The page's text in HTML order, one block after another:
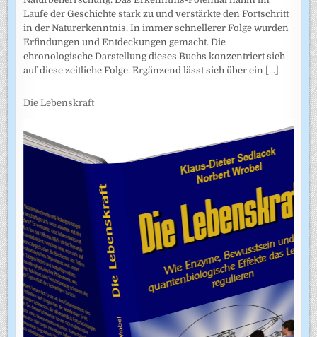
Laufe der Geschichte stark zu und verstärkte den Fortschritt
in der Naturerkenntnis. In immer schnellerer Folge wurden
Erfindungen und Entdeckungen gemacht. Die
chronologische Darstellung dieses Buchs konzentriert sich
auf diese zeitliche Folge. Ergänzend lässt sich über ein [...]
Die Lebenskraft